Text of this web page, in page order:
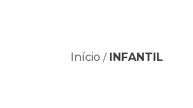
Início / INFANTIL